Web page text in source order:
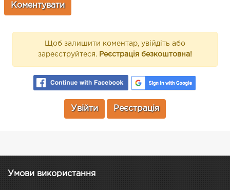
Щоб залишити коментар, увійдіть або
зареєструйтеся. Реєстрація безкоштовна!
Увійти Реєстрація
Умови використання